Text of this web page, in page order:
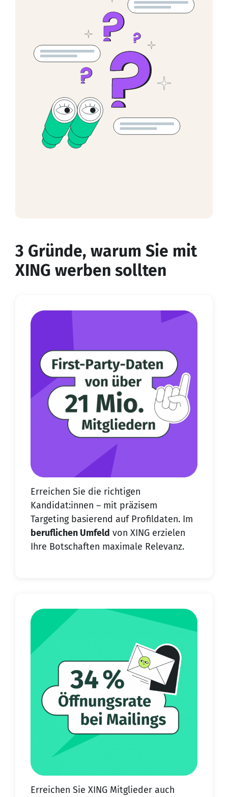
3 Gründe, warum Sie mit
XING werben sollten
Erreichen Sie die richtigen
Kandidat:innen – mit präzisem
Targeting basierend auf Profildaten. Im
beruflichen Umfeld von XING erzielen
Ihre Botschaften maximale Relevanz.
Erreichen Sie XING Mitglieder auch